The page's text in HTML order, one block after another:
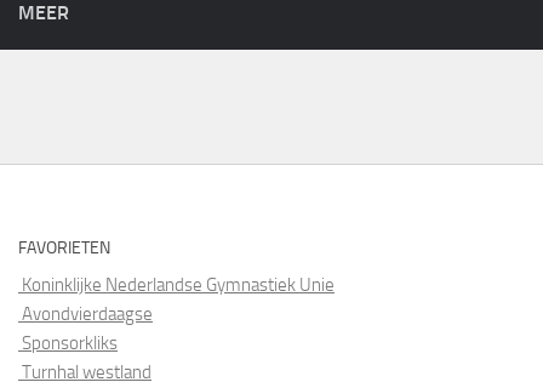
MEER
FAVORIETEN
Koninklijke Nederlandse Gymnastiek Unie
Avondvierdaagse
Sponsorkliks
Turnhal westland